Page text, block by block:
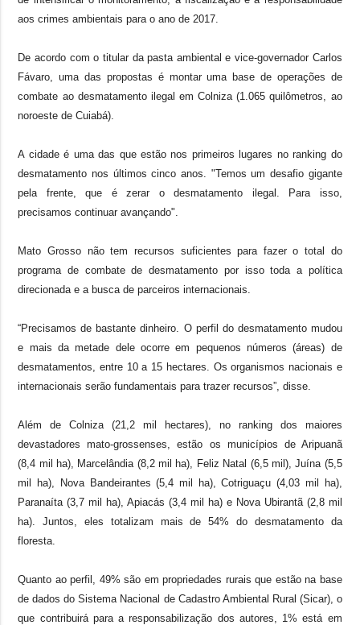
aos crimes ambientais para o ano de 2017.
De acordo com o titular da pasta ambiental e vice-governador Carlos
Fávaro, uma das propostas é montar uma base de operações de
combate ao desmatamento ilegal em Colniza (1.065 quilômetros, ao
noroeste de Cuiabá).
A cidade é uma das que estão nos primeiros lugares no ranking do
desmatamento nos últimos cinco anos. "Temos um desafio gigante
pela frente, que é zerar o desmatamento ilegal. Para isso,
precisamos continuar avançando".
Mato Grosso não tem recursos suficientes para fazer o total do
programa de combate de desmatamento por isso toda a política
direcionada e a busca de parceiros internacionais.
“Precisamos de bastante dinheiro. O perfil do desmatamento mudou
e mais da metade dele ocorre em pequenos números (áreas) de
desmatamentos, entre 10 a 15 hectares. Os organismos nacionais e
internacionais serão fundamentais para trazer recursos”, disse.
Além de Colniza (21,2 mil hectares), no ranking dos maiores
devastadores mato-grossenses, estão os municípios de Aripuanã
(8,4 mil ha), Marcelândia (8,2 mil ha), Feliz Natal (6,5 mil), Juína (5,5
mil ha), Nova Bandeirantes (5,4 mil ha), Cotriguaçu (4,03 mil ha),
Paranaíta (3,7 mil ha), Apiacás (3,4 mil ha) e Nova Ubirantã (2,8 mil
ha). Juntos, eles totalizam mais de 54% do desmatamento da
floresta.
Quanto ao perfil, 49% são em propriedades rurais que estão na base
de dados do Sistema Nacional de Cadastro Ambiental Rural (Sicar), o
que contribuirá para a responsabilização dos autores, 1% está em